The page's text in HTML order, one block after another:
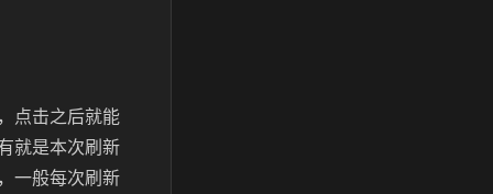
点击之后就能
就是本次刷新
一般每次刷新